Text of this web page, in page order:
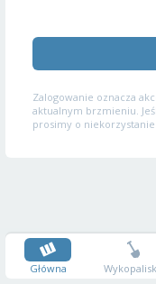
Zalogowanie oznacza
aktualnym brzmieniu.
prosimy o
Główna